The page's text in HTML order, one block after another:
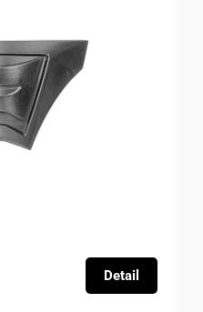
Detail